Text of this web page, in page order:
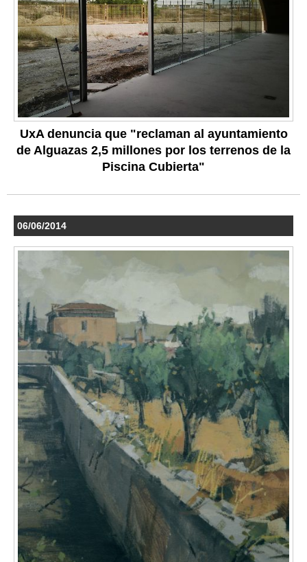
UxA denuncia que "reclaman al ayuntamiento
de Alguazas 2,5 millones por los terrenos de la
Piscina Cubierta"
06/06/2014